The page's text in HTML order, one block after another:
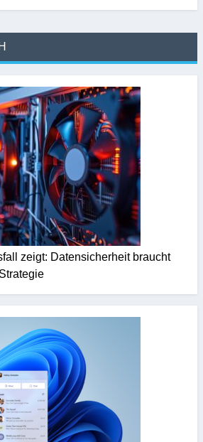
zeigt: Datensicherheit braucht